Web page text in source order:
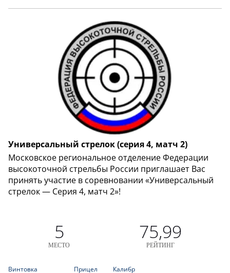
Универсальный стрелок (серия 4, матч 2)
Московское региональное отделение Федерации
высокоточной стрельбы России приглашает Вас
принять участие в соревновании «Универсальный
стрелок — Серия 4, матч 2»!
5
МЕСТО
75,99
РЕЙТИНГ
Винтовка Прицел Калибр